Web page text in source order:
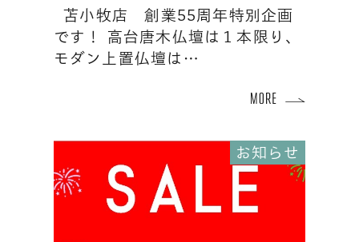
苫小牧店 創業55周年特別企画
です！ 高台唐木仏壇は１本限り、
モダン上置仏壇は…
お知らせ